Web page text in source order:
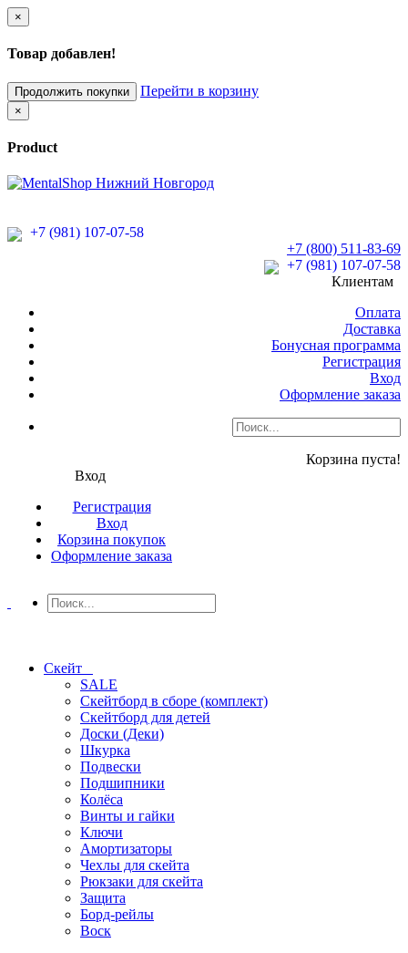
×
Товар добавлен!
Продолжить покупки Перейти в корзину
×
Product
+7 (981) 107-07-58
+7 (800) 511-83-69
+7 (981) 107-07-58
Клиентам
Оплата
Доставка
Бонусная программа
Регистрация
Вход
Оформление заказа
Корзина пуста!
Вход
Регистрация
Вход
Корзина покупок
Оформление заказа
Скейт
SALE
Скейтборд в сборе (комплект)
Скейтборд для детей
Доски (Деки)
Шкурка
Подвески
Подшипники
Колёса
Винты и гайки
Ключи
Амортизаторы
Чехлы для скейта
Рюкзаки для скейта
Защита
Борд-рейлы
Воск